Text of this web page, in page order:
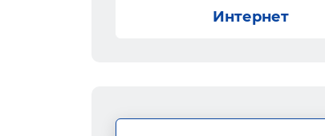
Интернет